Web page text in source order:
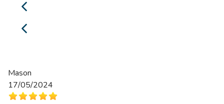
Mason
17/05/2024